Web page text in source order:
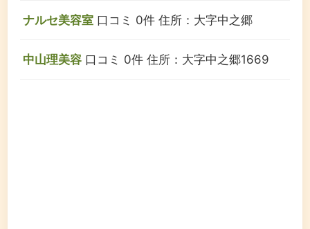
ナルセ美容室 口コミ 0件 住所：大字中之郷
中山理美容 口コミ 0件 住所：大字中之郷1669